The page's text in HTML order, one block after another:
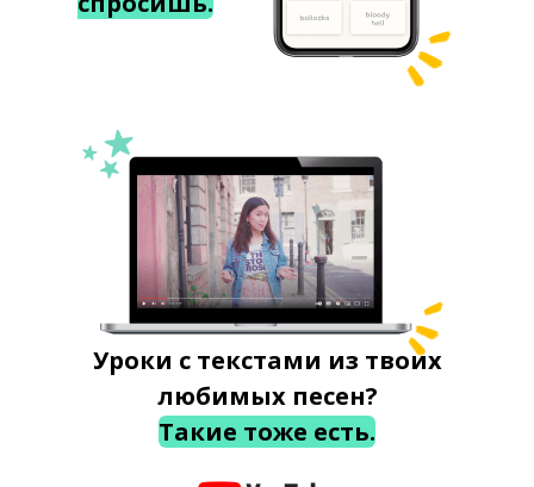
Уроки с текстами из твоих
любимых песен?
Такие тоже есть.